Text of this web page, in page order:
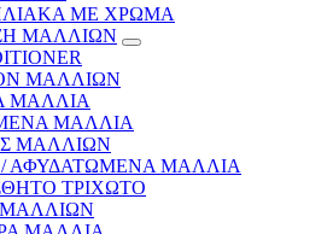
ΜΕ ΧΡΩΜΑ
ΜΑΛΛΙΩΝ
ΜΑΛΛΙΩΝ
ΜΑΛΛΙΑ
ΜΑΛΛΙΑ
ΜΑΛΛΙΩΝ
ΑΦΥΔΑΤΩΜΕΝΑ ΜΑΛΛΙΑ
ΤΡΙΧΩΤΟ
ΜΑΛΛΙΩΝ